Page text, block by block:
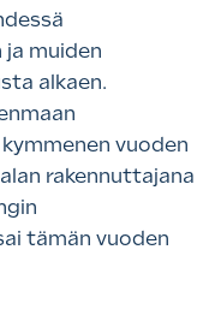
muiden
alkaen.
vuoden
rakennuttajana
tämän vuoden